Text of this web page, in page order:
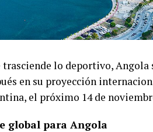
trasciende lo deportivo,
en su proyección
el próximo 14 de
global para Angola